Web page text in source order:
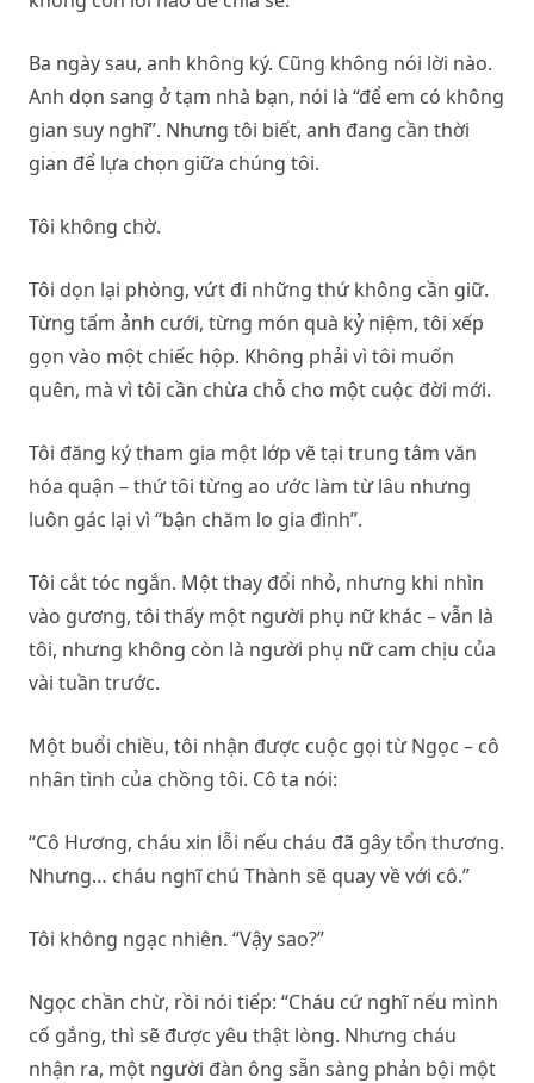
Ba ngày sau, anh không ký. Cũng không nói lời nào.
Anh dọn sang ở tạm nhà bạn, nói là “để em có không
gian suy nghĩ”. Nhưng tôi biết, anh đang cần thời
gian để lựa chọn giữa chúng tôi.
Tôi không chờ.
Tôi dọn lại phòng, vứt đi những thứ không cần giữ.
Từng tấm ảnh cưới, từng món quà kỷ niệm, tôi xếp
gọn vào một chiếc hộp. Không phải vì tôi muốn
quên, mà vì tôi cần chừa chỗ cho một cuộc đời mới.
Tôi đăng ký tham gia một lớp vẽ tại trung tâm văn
hóa quận – thứ tôi từng ao ước làm từ lâu nhưng
luôn gác lại vì “bận chăm lo gia đình”.
Tôi cắt tóc ngắn. Một thay đổi nhỏ, nhưng khi nhìn
vào gương, tôi thấy một người phụ nữ khác – vẫn là
tôi, nhưng không còn là người phụ nữ cam chịu của
vài tuần trước.
Một buổi chiều, tôi nhận được cuộc gọi từ Ngọc – cô
nhân tình của chồng tôi. Cô ta nói:
“Cô Hương, cháu xin lỗi nếu cháu đã gây tổn thương.
Nhưng… cháu nghĩ chú Thành sẽ quay về với cô.”
Tôi không ngạc nhiên. “Vậy sao?”
Ngọc chần chừ, rồi nói tiếp: “Cháu cứ nghĩ nếu mình
cố gắng, thì sẽ được yêu thật lòng. Nhưng cháu
nhận ra, một người đàn ông sẵn sàng phản bội một